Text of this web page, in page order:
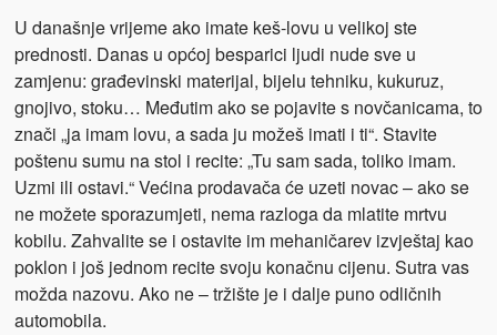
U današnje vrijeme ako imate keš-lovu u velikoj ste
prednosti. Danas u općoj besparici ljudi nude sve u
zamjenu: građevinski materijal, bijelu tehniku, kukuruz,
gnojivo, stoku… Međutim ako se pojavite s novčanicama, to
znači „ja imam lovu, a sada ju možeš imati i ti“. Stavite
poštenu sumu na stol i recite: „Tu sam sada, toliko imam.
Uzmi ili ostavi.“ Većina prodavača će uzeti novac – ako se
ne možete sporazumjeti, nema razloga da mlatite mrtvu
kobilu. Zahvalite se i ostavite im mehaničarev izvještaj kao
poklon i još jednom recite svoju konačnu cijenu. Sutra vas
možda nazovu. Ako ne – tržište je i dalje puno odličnih
automobila.